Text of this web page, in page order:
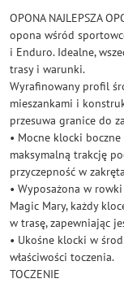
OPONA NAJLEPSZA
opona wśród
i Enduro. Idealne,
trasy i warunki.
Wyrafinowany profil
mieszankami i
przesuwa granice do
• Mocne klocki
maksymalną trakcję
przyczepność w
• Wyposażona w
Magic Mary, każdy
w trasę, zapewniając
• Ukośne klocki w
właściwości toczenia.
TOCZENIE